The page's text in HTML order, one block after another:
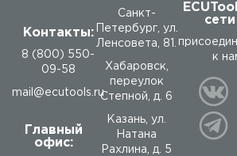
Контакты:
8 (800) 550-
09-58
mail@ecutools.ru
Главный
офис:
Санкт-
Петербург, ул.
Ленсовета, 81.
Хабаровск,
переулок
Степной, д. 6
Казань, ул.
Натана
Рахлина, д. 5
сети
к